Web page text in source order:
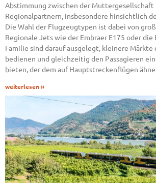
Abstimmung zwischen der Muttergesellschaft
Regionalpartnern, insbesondere hinsichtlich
Die Wahl der Flugzeugtypen ist dabei von
Regionale Jets wie der Embraer E175 oder die
Familie sind darauf ausgelegt, kleinere
bedienen und gleichzeitig den Passagieren
bieten, der dem auf Hauptstreckenflügen
weiterlesen »